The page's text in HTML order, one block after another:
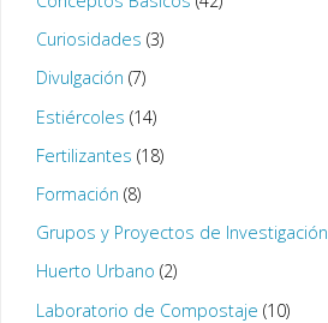
Curiosidades (3)
Divulgación (7)
Estiércoles (14)
Fertilizantes (18)
Formación (8)
Grupos y Proyectos de Investigación
Huerto Urbano (2)
Laboratorio de Compostaje (10)